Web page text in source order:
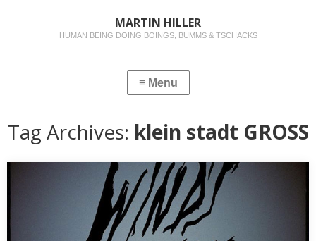
MARTIN HILLER
HUMAN BEING DOING BOINGS, BUMMS & TSCHACKS
Tag Archives: klein stadt GROSS